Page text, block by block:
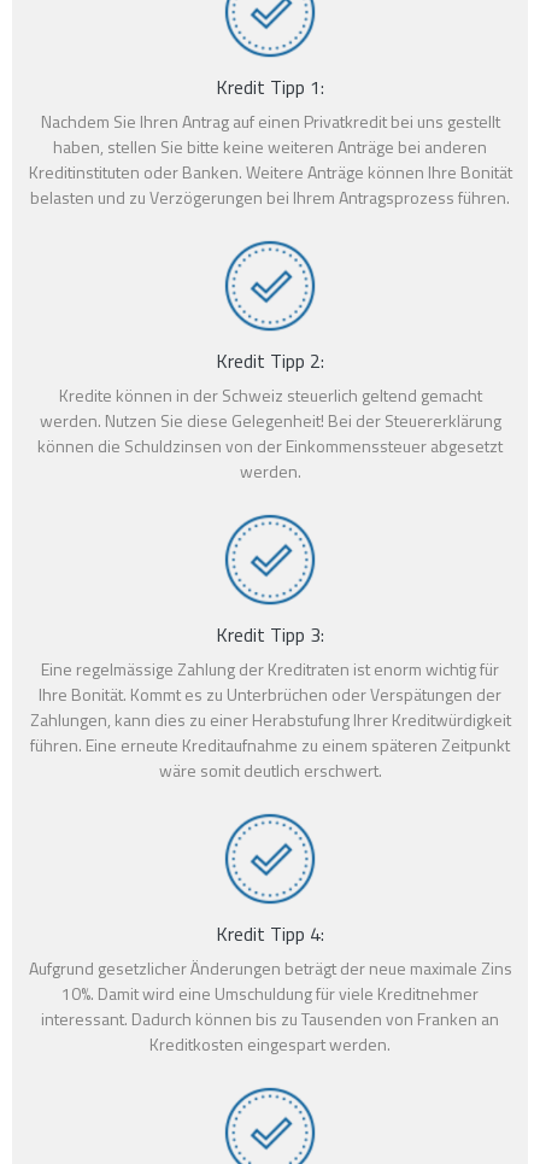
Kredit Tipp 1:
Nachdem Sie Ihren Antrag auf einen Privatkredit bei uns gestellt
haben, stellen Sie bitte keine weiteren Anträge bei anderen
Kreditinstituten oder Banken. Weitere Anträge können Ihre Bonität
belasten und zu Verzögerungen bei Ihrem Antragsprozess führen.
Kredit Tipp 2:
Kredite können in der Schweiz steuerlich geltend gemacht
werden. Nutzen Sie diese Gelegenheit! Bei der Steuererklärung
können die Schuldzinsen von der Einkommenssteuer abgesetzt
werden.
Kredit Tipp 3:
Eine regelmässige Zahlung der Kreditraten ist enorm wichtig für
Ihre Bonität. Kommt es zu Unterbrüchen oder Verspätungen der
Zahlungen, kann dies zu einer Herabstufung Ihrer Kreditwürdigkeit
führen. Eine erneute Kreditaufnahme zu einem späteren Zeitpunkt
wäre somit deutlich erschwert.
Kredit Tipp 4:
Aufgrund gesetzlicher Änderungen beträgt der neue maximale Zins
10%. Damit wird eine Umschuldung für viele Kreditnehmer
interessant. Dadurch können bis zu Tausenden von Franken an
Kreditkosten eingespart werden.